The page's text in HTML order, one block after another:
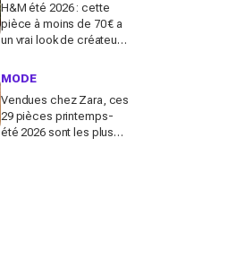
monde
H&M été 2026 : cette
pièce à moins de 70 € a
un vrai look de créateur
minutes chrono
MODE
Vendues chez Zara, ces
29 pièces printemps-
été 2026 sont les plus